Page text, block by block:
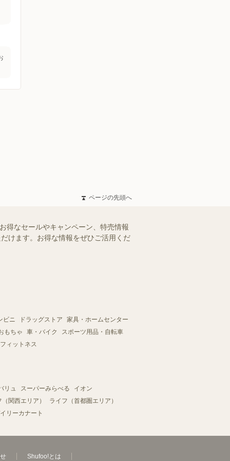
ページの先頭へ
得なセールやキャンペーン、特売情報
けます。お得な情報をぜひご活用くだ
ビニ ドラッグストア
家具・ホームセンター
もちゃ 車・バイク
スポーツ用品・自転車
ィットネス
リュ スーパーみらべる
イオン
関西エリア）
ライフ（首都圏エリア）
リーカナート
Shufoo!とは